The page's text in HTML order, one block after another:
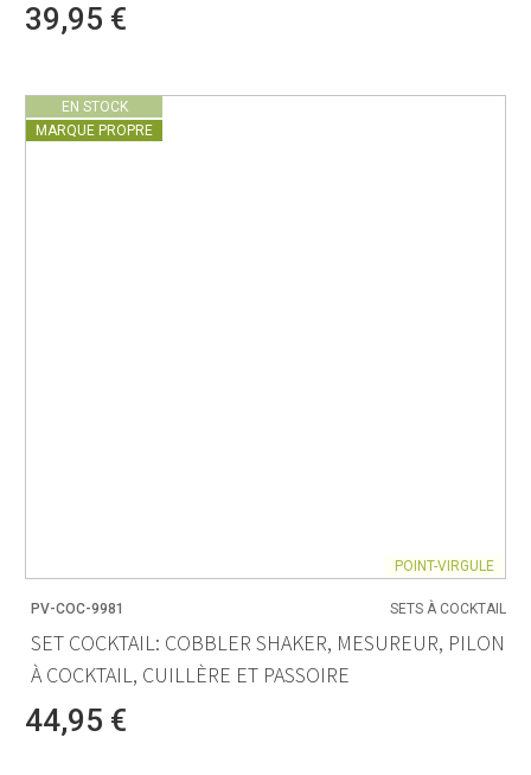
39,95 €
EN STOCK
MARQUE PROPRE
POINT-VIRGULE
PV-COC-9981 SETS À COCKTAIL
SET COCKTAIL: COBBLER SHAKER, MESUREUR, PILON
À COCKTAIL, CUILLÈRE ET PASSOIRE
44,95 €